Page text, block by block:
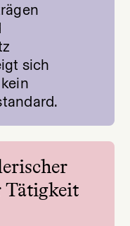
sich
Tätigkeit